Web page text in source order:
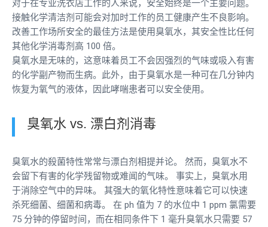
对于在专业洗衣店工作的人来说，安全始终是一个主要问题。
接触化学清洁剂可能会对加时工作的员工健康产生不良影响。
改善工作场所安全的最佳方法是使用臭氧水，其安全性比任何
其他化学消毒剂高 100 倍。
臭氧水是无味的，这意味着员工不会因强烈的气味或吸入有害
的化学副产物而生病。此外，由于臭氧水是一种可在几分钟内
恢复为氧气的液体，因此哮喘患者可以安全使用。
臭氧水 vs. 漂白剂消毒
臭氧水的殺菌特性常常与漂白剂相提并论。 然而，臭氧水不
会留下有害的化学残留物或难闻的气味。 事实上，臭氧水用
于消除空气中的异味。 其强大的氧化特性意味着它可以快速
杀死细菌、细菌和病毒。 在 ph 值为 7 的水位中 1 ppm 氯需要
75 分钟的停留时间，而在相同条件下 1 毫升臭氧水只需要 57